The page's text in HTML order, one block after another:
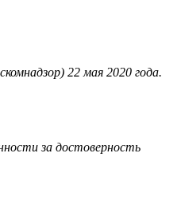
22 мая 2020 года.
за достоверность